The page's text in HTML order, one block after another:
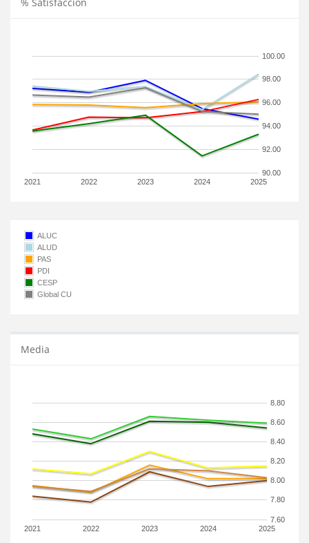
2021 2022 2023 2024 2025
90.00
92.00
94.00
96.00
98.00
100.00
ALUC
ALUD
PAS
PDI
CESP
Global CU
Media
2021 2022 2023 2024 2025
7.60
7.80
8.00
8.20
8.40
8.60
8.80